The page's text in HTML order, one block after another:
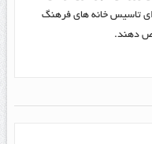
تاسیس خانه های فرهنگ
دهند.